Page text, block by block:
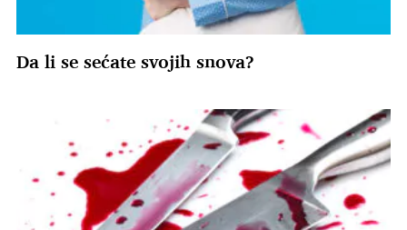
Da li se sećate svojih snova?